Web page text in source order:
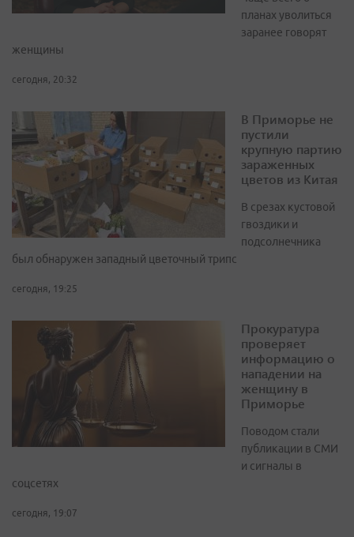
планах уволиться
заранее говорят
женщины
сегодня, 20:32
В Приморье не
пустили
крупную партию
зараженных
цветов из Китая
В срезах кустовой
гвоздики и
подсолнечника
был обнаружен западный цветочный трипс
сегодня, 19:25
Прокуратура
проверяет
информацию о
нападении на
женщину в
Приморье
Поводом стали
публикации в СМИ
и сигналы в
соцсетях
сегодня, 19:07